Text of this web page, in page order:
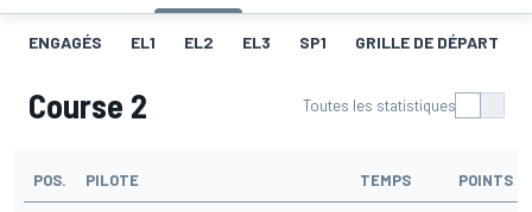
ENGAGÉS EL1 EL2 EL3 SP1 GRILLE DE DÉPART
Course 2 Toutes les statistiques
POS. PILOTE TEMPS POINTS